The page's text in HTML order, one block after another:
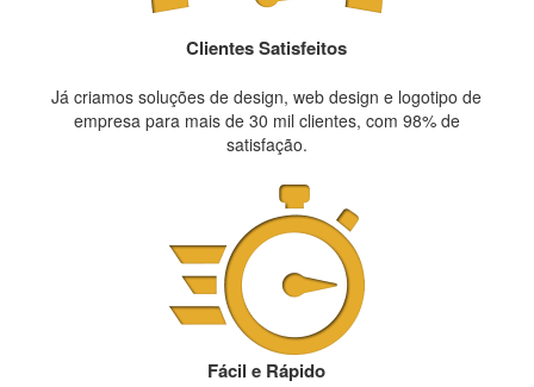
Clientes Satisfeitos
Já criamos soluções de design, web design e logotipo de
empresa para mais de 30 mil clientes, com 98% de
satisfação.
Fácil e Rápido